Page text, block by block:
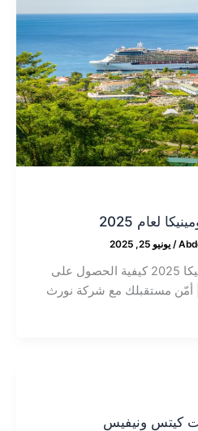
لعام 2025
/ يونيو 25, 2025
جنسية و جواز سفر الدومينيكا 2025 كيفية الحصول على
جواز سفر دومينيكا 2025 | أمّن مستقبلك مع شركة نورث
كيتس ونيفيس